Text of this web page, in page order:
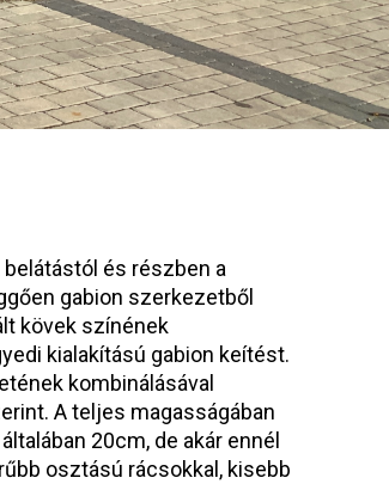
és részben a
gabion szerkezetből
kövek színének
kialakítású gabion keítést.
kombinálásával
A teljes magasságában
20cm, de akár ennél
osztású rácsokkal, kisebb